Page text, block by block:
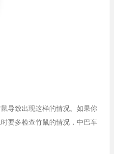
导致出现这样的情况。如果你
要多检查竹鼠的情况，中巴车